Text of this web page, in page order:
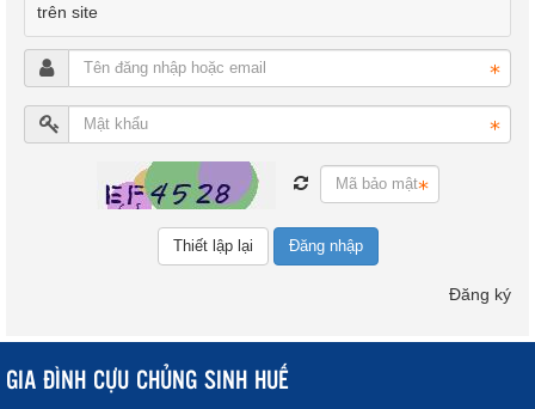
trên site
Đăng nhập
Đăng ký
GIA ĐÌNH CỰU CHỦNG SINH HUẾ